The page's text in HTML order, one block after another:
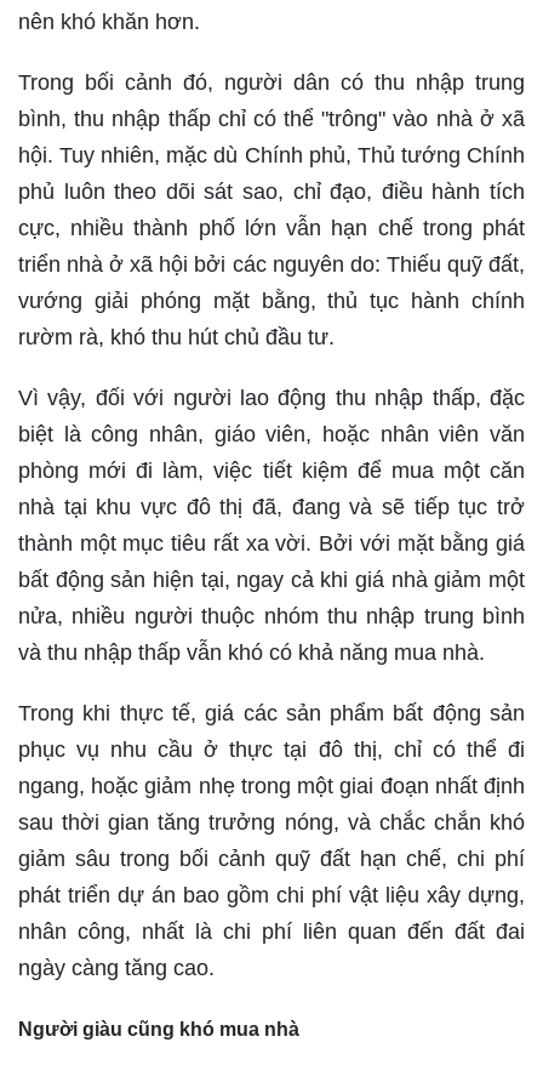
nên khó khăn hơn.
Trong bối cảnh đó, người dân có thu nhập trung
bình, thu nhập thấp chỉ có thể "trông" vào nhà ở xã
hội. Tuy nhiên, mặc dù Chính phủ, Thủ tướng Chính
phủ luôn theo dõi sát sao, chỉ đạo, điều hành tích
cực, nhiều thành phố lớn vẫn hạn chế trong phát
triển nhà ở xã hội bởi các nguyên do: Thiếu quỹ đất,
vướng giải phóng mặt bằng, thủ tục hành chính
rườm rà, khó thu hút chủ đầu tư.
Vì vậy, đối với người lao động thu nhập thấp, đặc
biệt là công nhân, giáo viên, hoặc nhân viên văn
phòng mới đi làm, việc tiết kiệm để mua một căn
nhà tại khu vực đô thị đã, đang và sẽ tiếp tục trở
thành một mục tiêu rất xa vời. Bởi với mặt bằng giá
bất động sản hiện tại, ngay cả khi giá nhà giảm một
nửa, nhiều người thuộc nhóm thu nhập trung bình
và thu nhập thấp vẫn khó có khả năng mua nhà.
Trong khi thực tế, giá các sản phẩm bất động sản
phục vụ nhu cầu ở thực tại đô thị, chỉ có thể đi
ngang, hoặc giảm nhẹ trong một giai đoạn nhất định
sau thời gian tăng trưởng nóng, và chắc chắn khó
giảm sâu trong bối cảnh quỹ đất hạn chế, chi phí
phát triển dự án bao gồm chi phí vật liệu xây dựng,
nhân công, nhất là chi phí liên quan đến đất đai
ngày càng tăng cao.
Người giàu cũng khó mua nhà